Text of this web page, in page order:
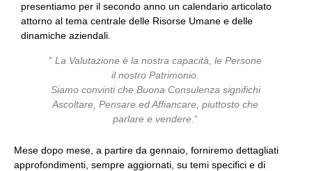
presentiamo per il secondo anno un calendario articolato
attorno al tema centrale delle Risorse Umane e delle
dinamiche aziendali.
”La Valutazione è la nostra capacità, le Persone
il nostro Patrimonio.
Siamo convinti che Buona Consulenza significhi
Ascoltare, Pensare ed Affiancare, piuttosto che
parlare e vendere.“
Mese dopo mese, a partire da gennaio, forniremo dettagliati
approfondimenti, sempre aggiornati, su temi specifici e di